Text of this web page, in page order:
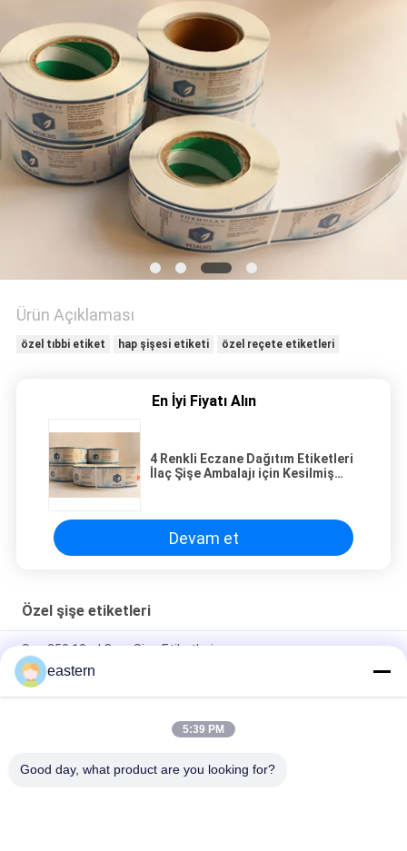
PRIVACY
POLICY
Ürün Açıklaması
özel tıbbi etiket hap şişesi etiketi özel reçete etiketleri
En İyi Fiyatı Alın
4 Renkli Eczane Dağıtım Etiketleri
İlaç Şişe Ambalajı için Kesilmiş
Devam et
Özel şişe etiketleri
Sus 250 10ml Cam Şişe Etiketleri
Özel Baskılı Etiketler Kişiselleştirilmiş Etiketler 10ml Şişeler
İçin
HG H 100IU 10 FİOL Etiketler Somatropin 1 FİOL Etiketler
eastern
5:39 PM
Good day, what product are you looking for?